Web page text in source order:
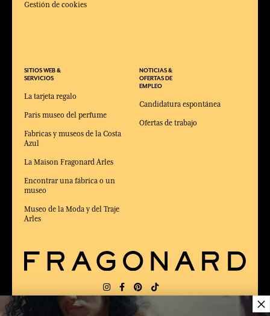
Gestión de cookies
SITIOS WEB &
SERVICIOS
La tarjeta regalo
Paris museo del perfume
Fabricas y museos de la Costa
Azul
La Maison Fragonard Arles
Encontrar una fábrica o un
museo
Museo de la Moda y del Traje
Arles
NOTICIAS &
OFERTAS DE
EMPLEO
Candidatura espontánea
Ofertas de trabajo
×